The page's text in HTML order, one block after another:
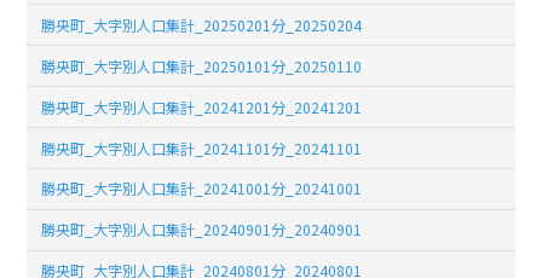
勝央町_大字別人口集計_20250201分_20250204
勝央町_大字別人口集計_20250101分_20250110
勝央町_大字別人口集計_20241201分_20241201
勝央町_大字別人口集計_20241101分_20241101
勝央町_大字別人口集計_20241001分_20241001
勝央町_大字別人口集計_20240901分_20240901
勝央町_大字別人口集計_20240801分_20240801